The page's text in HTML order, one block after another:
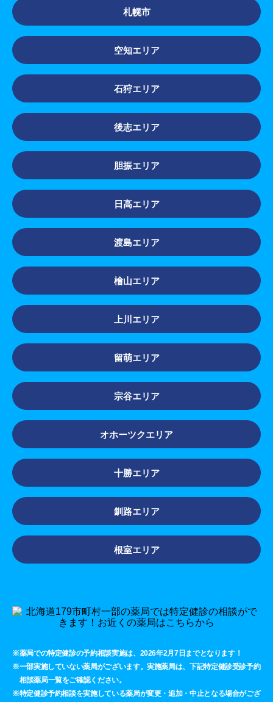
札幌市
空知エリア
石狩エリア
後志エリア
胆振エリア
日高エリア
渡島エリア
檜山エリア
上川エリア
留萌エリア
宗谷エリア
オホーツクエリア
十勝エリア
釧路エリア
根室エリア
※薬局での特定健診の予約相談実施は、2026年2月7日までとなります！
※一部実施していない薬局がございます。実施薬局は、下記特定健診受診予約
相談薬局一覧をご確認ください。
※特定健診予約相談を実施している薬局が変更・追加・中止となる場合がござ